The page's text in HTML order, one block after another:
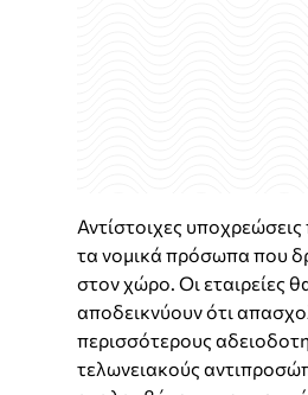
Αντίστοιχες
τα νομικά πρόσωπα που
στον χώρο. Οι εταιρείες
αποδεικνύουν ότι
περισσότερους
τελωνειακούς